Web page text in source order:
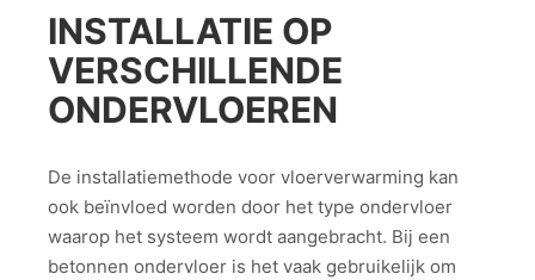
INSTALLATIE OP
VERSCHILLENDE
ONDERVLOEREN
De installatiemethode voor vloerverwarming kan
ook beïnvloed worden door het type ondervloer
waarop het systeem wordt aangebracht. Bij een
betonnen ondervloer is het vaak gebruikelijk om